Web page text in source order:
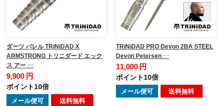
ダーツ バレル TRiNiDAD X
ARMSTRONG トリニダード エック
ス アー …
9,900 円
ポイント10倍
メール便可 送料無料
TRiNiDAD PRO Devon 2BA STEEL
Devon Petersen …
11,000 円
ポイント10倍
メール便可 送料無料